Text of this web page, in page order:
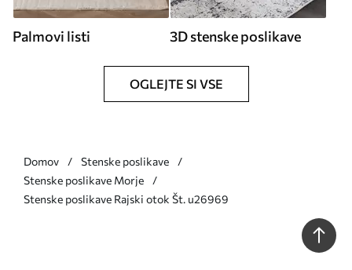
Palmovi listi 3D stenske poslikave
OGLEJTE SI VSE
Domov
Stenske poslikave
Stenske poslikave Morje
Stenske poslikave Rajski otok Št. u26969